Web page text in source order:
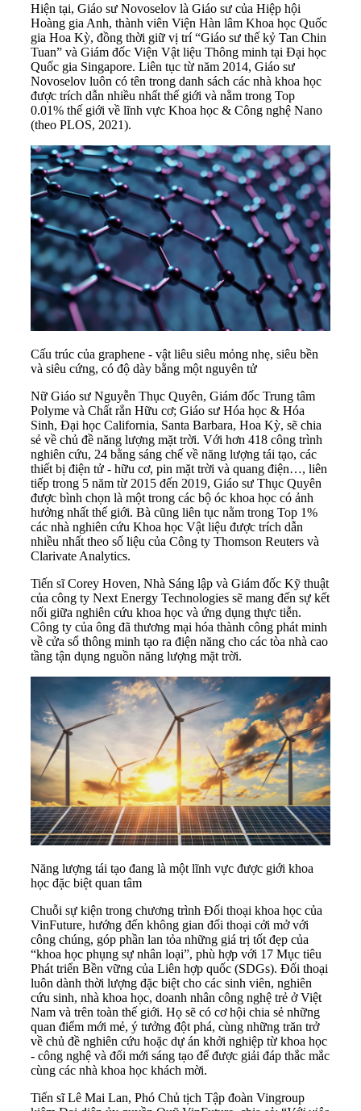
Hiện tại, Giáo sư Novoselov là Giáo sư của Hiệp hội
Hoàng gia Anh, thành viên Viện Hàn lâm Khoa học Quốc
gia Hoa Kỳ, đồng thời giữ vị trí “Giáo sư thế kỷ Tan Chin
Tuan” và Giám đốc Viện Vật liệu Thông minh tại Đại học
Quốc gia Singapore. Liên tục từ năm 2014, Giáo sư
Novoselov luôn có tên trong danh sách các nhà khoa học
được trích dẫn nhiều nhất thế giới và nằm trong Top
0.01% thế giới về lĩnh vực Khoa học & Công nghệ Nano
(theo PLOS, 2021).
Cấu trúc của graphene - vật liêu siêu mỏng nhẹ, siêu bền
và siêu cứng, có độ dày bằng một nguyên tử
Nữ Giáo sư Nguyễn Thục Quyên, Giám đốc Trung tâm
Polyme và Chất rắn Hữu cơ; Giáo sư Hóa học & Hóa
Sinh, Đại học California, Santa Barbara, Hoa Kỳ, sẽ chia
sẻ về chủ đề năng lượng mặt trời. Với hơn 418 công trình
nghiên cứu, 24 bằng sáng chế về năng lượng tái tạo, các
thiết bị điện tử - hữu cơ, pin mặt trời và quang điện…, liên
tiếp trong 5 năm từ 2015 đến 2019, Giáo sư Thục Quyên
được bình chọn là một trong các bộ óc khoa học có ảnh
hưởng nhất thế giới. Bà cũng liên tục nằm trong Top 1%
các nhà nghiên cứu Khoa học Vật liệu được trích dẫn
nhiều nhất theo số liệu của Công ty Thomson Reuters và
Clarivate Analytics.
Tiến sĩ Corey Hoven, Nhà Sáng lập và Giám đốc Kỹ thuật
của công ty Next Energy Technologies sẽ mang đến sự kết
nối giữa nghiên cứu khoa học và ứng dụng thực tiễn.
Công ty của ông đã thương mại hóa thành công phát minh
về cửa sổ thông minh tạo ra điện năng cho các tòa nhà cao
tầng tận dụng nguồn năng lượng mặt trời.
Năng lượng tái tạo đang là một lĩnh vực được giới khoa
học đặc biệt quan tâm
Chuỗi sự kiện trong chương trình Đối thoại khoa học của
VinFuture, hướng đến không gian đối thoại cởi mở với
công chúng, góp phần lan tỏa những giá trị tốt đẹp của
“khoa học phụng sự nhân loại”, phù hợp với 17 Mục tiêu
Phát triển Bền vững của Liên hợp quốc (SDGs). Đối thoại
luôn dành thời lượng đặc biệt cho các sinh viên, nghiên
cứu sinh, nhà khoa học, doanh nhân công nghệ trẻ ở Việt
Nam và trên toàn thế giới. Họ sẽ có cơ hội chia sẻ những
quan điểm mới mẻ, ý tưởng đột phá, cùng những trăn trở
về chủ đề nghiên cứu hoặc dự án khởi nghiệp từ khoa học
- công nghệ và đổi mới sáng tạo để được giải đáp thắc mắc
cùng các nhà khoa học khách mời.
Tiến sĩ Lê Mai Lan, Phó Chủ tịch Tập đoàn Vingroup